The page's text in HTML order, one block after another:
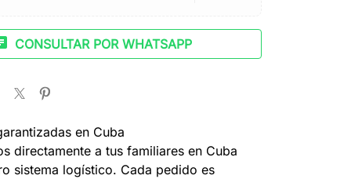
CONSULTAR POR WHATSAPP
en Cuba
directamente a tus familiares en Cuba
sistema logístico. Cada pedido es